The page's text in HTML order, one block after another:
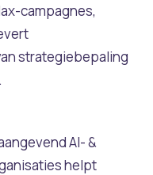
campagnes,
strategiebepaling
AI- &
helpt